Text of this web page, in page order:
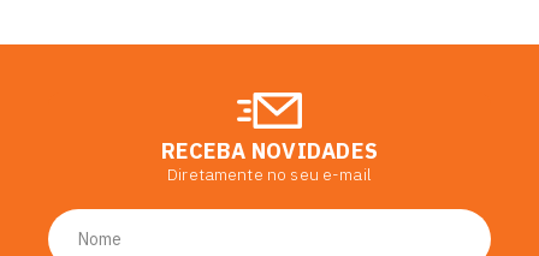
RECEBA NOVIDADES
Diretamente no seu e-mail